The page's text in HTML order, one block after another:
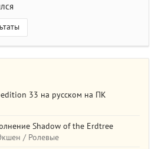
33 на русском на ПК
Shadow of the Erdtree
/ Ролевые